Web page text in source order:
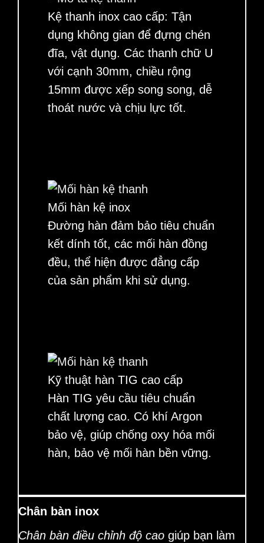
Kệ thanh inox cao cấp: Tận
dụng không gian để đựng chén
đĩa, vật dụng. Các thanh chữ U
với cạnh 30mm, chiều rộng
15mm được xếp song song, dễ
thoát nước và chịu lực tốt.
Mối hàn kệ inox
Đường hàn đảm bảo tiêu chuẩn
kết dính tốt, các mối hàn đồng
đều, thể hiện được đẳng cấp
của sản phẩm khi sử dụng.
Kỹ thuật hàn TIG cao cấp
Hàn TIG yêu cầu tiêu chuẩn
chất lượng cao. Có khí Argon
bảo vệ, giúp chống oxy hóa mối
hàn, bảo vệ mối hàn bền vững.
Chân bàn inox
Chân bàn điều chỉnh độ cao giúp bạn làm